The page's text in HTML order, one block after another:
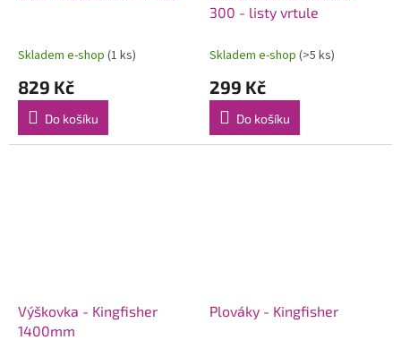
Skladem e-shop (1 ks)
829 Kč
Do košíku
300 - listy vrtule
Skladem e-shop (>5 ks)
299 Kč
Do košíku
Výškovka - Kingfisher
1400mm
Plováky - Kingfisher